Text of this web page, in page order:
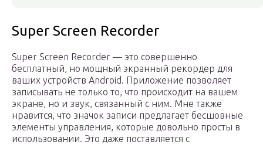
Super Screen Recorder
Super Screen Recorder — это совершенно
бесплатный, но мощный экранный рекордер для
ваших устройств Android. Приложение позволяет
записывать не только то, что происходит на вашем
экране, но и звук, связанный с ним. Мне также
нравится, что значок записи предлагает бесшовные
элементы управления, которые довольно просты в
использовании. Это даже поставляется с